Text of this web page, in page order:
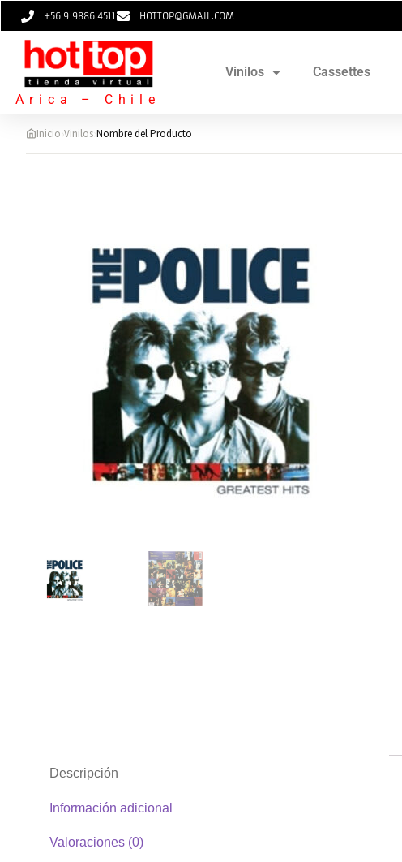
+56 9 9886 4511 HOTTOP@GMAIL.COM
Arica – Chile
Vinilos Cassettes
Inicio›Vinilos›Nombre del Producto
Descripción
Información adicional
Valoraciones (0)